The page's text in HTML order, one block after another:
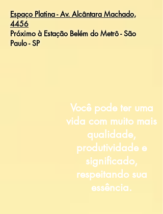
Espaço Platina - Av. Alcântara Machado,
4456
Próximo à Estação Belém do Metrô - São
Paulo - SP
Você pode ter uma
vida com muito mais
qualidade,
produtividade e
significado,
respeitando sua
essência.